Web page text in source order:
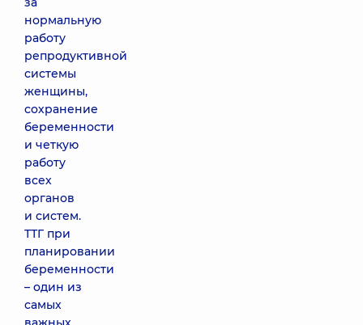
нормальную
работу
репродуктивной
системы
женщины,
сохранение
беременности
и четкую
работу
всех
органов
и систем.
ТТГ при
планировании
беременности
– один из
самых